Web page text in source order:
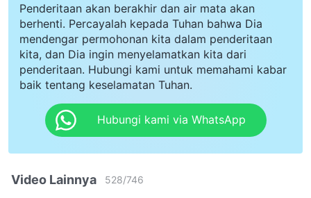
Penderitaan akan berakhir dan air mata akan
berhenti. Percayalah kepada Tuhan bahwa Dia
mendengar permohonan kita dalam penderitaan
kita, dan Dia ingin menyelamatkan kita dari
penderitaan. Hubungi kami untuk memahami kabar
baik tentang keselamatan Tuhan.
Hubungi kami via WhatsApp
Video Lainnya 528/746